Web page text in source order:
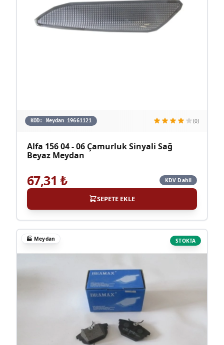
KOD: Meydan 19661121 (0)
Alfa 156 04 - 06 Çamurluk Sinyali Sağ
Beyaz Meydan
67,31 ₺ KDV Dahil
SEPETE EKLE
STOKTA
🏭 Meydan